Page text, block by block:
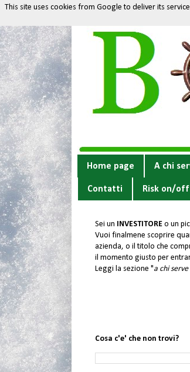
Home page A chi
Contatti Risk on/off
Sei un INVESTITORE o un
Vuoi finalmene scoprire
azienda, o il titolo che
il momento giusto per
Leggi la sezione "a chi
Cosa c'e' che non trovi?
This site uses cookies from Google to deliver its